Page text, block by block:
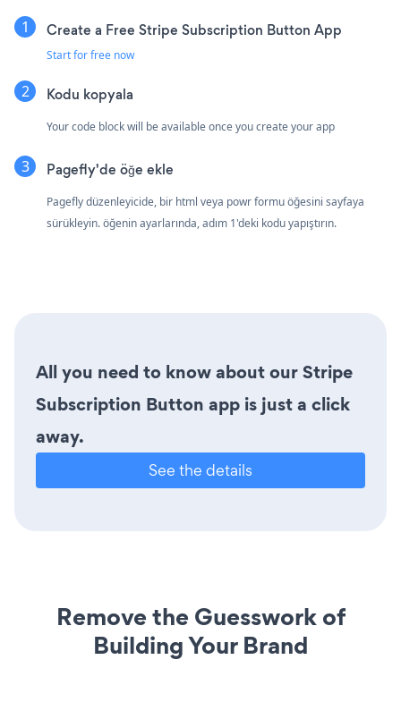
Create a Free Stripe Subscription Button App
Start for free now
Kodu kopyala
Your code block will be available once you create your app
Pagefly'de öğe ekle
Pagefly düzenleyicide, bir html veya powr formu öğesini sayfaya
sürükleyin. öğenin ayarlarında, adım 1'deki kodu yapıştırın.
All you need to know about our Stripe
Subscription Button app is just a click
away.
See the details
Remove the Guesswork of
Building Your Brand